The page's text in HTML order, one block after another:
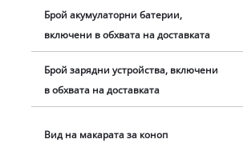
мек захват за ергономична
практична скоба за стена. Безжичната
серията Power X-Change: Всички
серията системи могат да се използват с
Power X-Change. Косата се захранва от
Батериите и зарядното устройство се
Брой акумулаторни батерии,
включени в обхвата на доставката
Брой зарядни устройства, включени
в обхвата на доставката
Вид на макарата за коноп